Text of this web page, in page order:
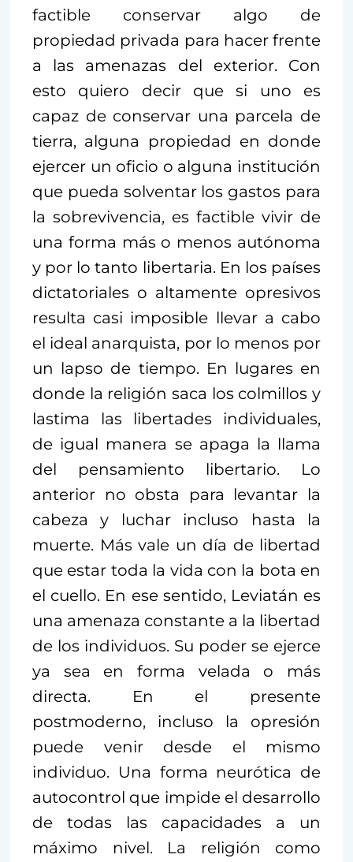
factible conservar algo de
propiedad privada para hacer frente
a las amenazas del exterior. Con
esto quiero decir que si uno es
capaz de conservar una parcela de
tierra, alguna propiedad en donde
ejercer un oficio o alguna institución
que pueda solventar los gastos para
la sobrevivencia, es factible vivir de
una forma más o menos autónoma
y por lo tanto libertaria. En los países
dictatoriales o altamente opresivos
resulta casi imposible llevar a cabo
el ideal anarquista, por lo menos por
un lapso de tiempo. En lugares en
donde la religión saca los colmillos y
lastima las libertades individuales,
de igual manera se apaga la llama
del pensamiento libertario. Lo
anterior no obsta para levantar la
cabeza y luchar incluso hasta la
muerte. Más vale un día de libertad
que estar toda la vida con la bota en
el cuello. En ese sentido, Leviatán es
una amenaza constante a la libertad
de los individuos. Su poder se ejerce
ya sea en forma velada o más
directa. En el presente
postmoderno, incluso la opresión
puede venir desde el mismo
individuo. Una forma neurótica de
autocontrol que impide el desarrollo
de todas las capacidades a un
máximo nivel. La religión como